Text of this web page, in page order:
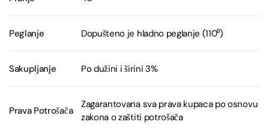
Peglanje Dopušteno je hladno peglanje (110⁰)
Sakupljanje Po dužini i širini 3%
Prava Potrošača
Zagarantovana sva prava kupaca po osnovu
zakona o zaštiti potrošača